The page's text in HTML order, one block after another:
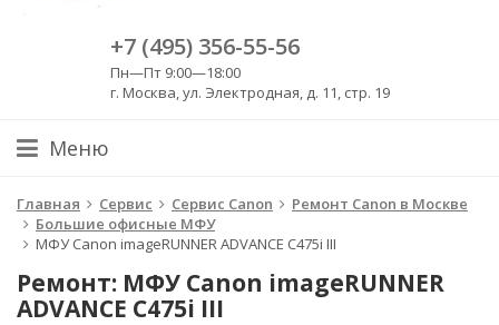
+7 (495) 356-55-56
Пн—Пт 9:00—18:00
г. Москва, ул. Электродная, д. 11, стр. 19
Меню
Главная Сервис Сервис Canon
Ремонт Canon в Москве
Большие офисные МФУ
МФУ Canon imageRUNNER ADVANCE C475i III
Ремонт: МФУ Canon imageRUNNER
ADVANCE C475i III